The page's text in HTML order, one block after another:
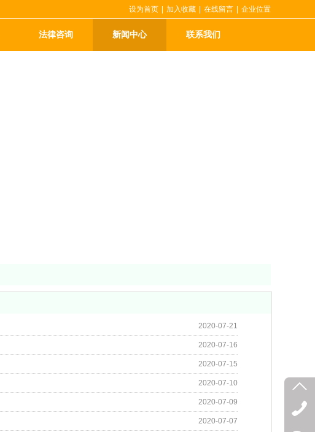
法律咨询 新闻中心 联系我们
设为首页 加入收藏 在线留言 企业位置
2020-07-21
2020-07-16
2020-07-15
2020-07-10
2020-07-09
2020-07-07